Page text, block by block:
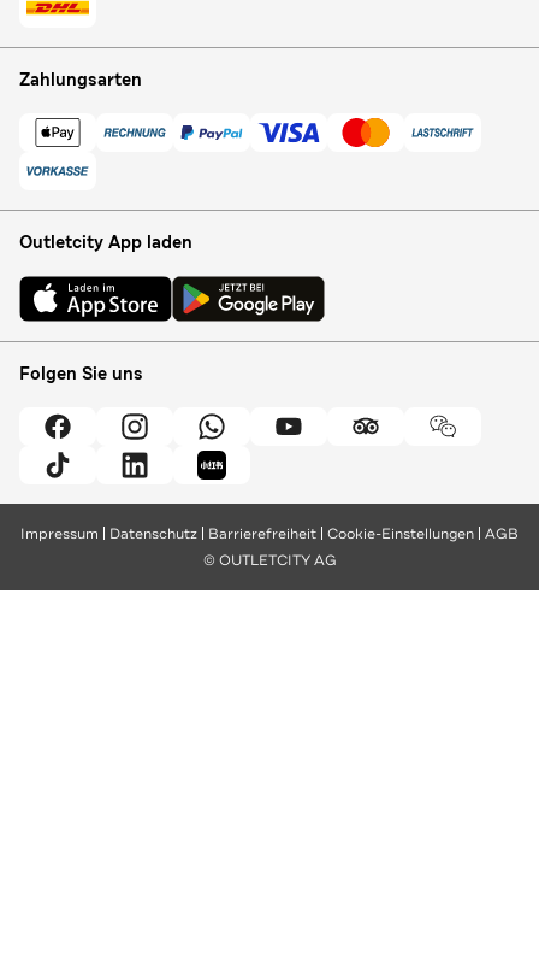
Zahlungsarten
Outletcity App laden
Folgen Sie uns
Impressum Datenschutz Barrierefreiheit Cookie-Einstellungen AGB
© OUTLETCITY AG